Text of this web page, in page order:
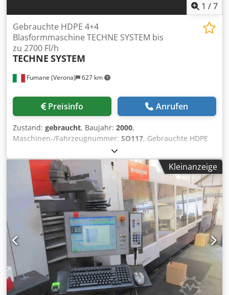
1 /7
Fumane (Verona) 627 km
Gebrauchte HDPE 4+4
Blasformmaschine TECHNE SYSTEM bis
zu 2700 Fl/h
TECHNE SYSTEM
Preisinfo Anrufen
Zustand: gebraucht, Baujahr: 2000,
Maschinen-/Fahrzeugnummer: SO117, Gebrauchte HDPE
4+4 Blasformmaschine TECHNE SYSTEM bis 2700
bphWesentliche technische Merkmale und Premium-
UpgradesDiese HDPE-Blasformmaschine bietet ein
hochspezialisiertes System für das Blasformen von
Behältern aus hochdichtem Polyethylen (HDPE). Konkret
handelt es sich um eine TECHNE 4000 T660 Baujahr 2000,
die sich in einem OPTIMALEN Zustand von Sauberkeit und
Ordnung befindet. Als Spiegelbild ihrer sorgfältigen
Wartungshistorie wurde die Maschine täglich im unteren
Bereich gereinigt und einmal pro Woche vollständig
ausgeblasen und gereinigt, beginnend vom Extruder bis
nach unten.Im Dezember 2023 erhielt das System ein
brandneues Retrofit bestehend aus einer Gefran PLC der
neuesten Generation mit Farb-Touchscreen, vollständig
Kleinanzeige